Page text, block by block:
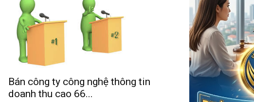
Bán công ty công nghệ thông tin
doanh thu cao 66...